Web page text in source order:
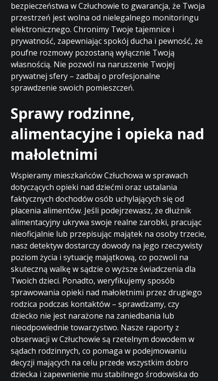
bezpieczeństwa w Człuchowie to gwarancja, że Twoja
przestrzeń jest wolna od nielegalnego monitoringu
elektronicznego. Chronimy Twoje tajemnice i
prywatność, zapewniając spokój ducha i pewność, że
poufne rozmowy pozostaną wyłącznie Twoją
własnością. Nie pozwól na naruszenie Twojej
prywatnej sfery – zadbaj o profesjonalne
sprawdzenie swoich pomieszczeń.
Sprawy rodzinne,
alimentacyjne i opieka nad
małoletnimi
Wspieramy mieszkańców Człuchowa w sprawach
dotyczących opieki nad dziećmi oraz ustalania
faktycznych dochodów osób uchylających się od
płacenia alimentów. Jeśli podejrzewasz, że dłużnik
alimentacyjny ukrywa swoje realne zarobki, pracując
nieoficjalnie lub przepisując majątek na osoby trzecie,
nasz detektyw dostarczy dowody na jego rzeczywisty
poziom życia i sytuację majątkową, co pozwoli na
skuteczną walkę w sądzie o wyższe świadczenia dla
Twoich dzieci. Ponadto, weryfikujemy sposób
sprawowania opieki nad małoletnimi przez drugiego
rodzica podczas kontaktów – sprawdzamy, czy
dziecko nie jest narażone na zaniedbania lub
nieodpowiednie towarzystwo. Nasze raporty z
obserwacji w Człuchowie są rzetelnym dowodem w
sądach rodzinnych, co pomaga w podejmowaniu
decyzji mających na celu przede wszystkim dobro
dziecka i zapewnienie mu stabilnego środowiska do